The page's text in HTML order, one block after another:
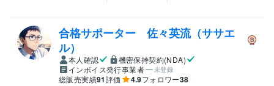
合格サポーター 佐々英流（ササエ
ル）
本人確認
機密保持契約(NDA)
インボイス発行事業者
未登録
総販売実績91評価 4.9フォロワー38